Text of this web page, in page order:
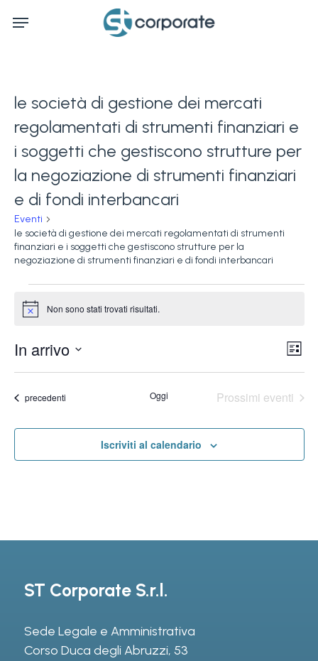
Menu
le società di gestione dei mercati
regolamentati di strumenti finanziari e
i soggetti che gestiscono strutture per
la negoziazione di strumenti finanziari
e di fondi interbancari
Eventi
le società di gestione dei mercati regolamentati di strumenti
finanziari e i soggetti che gestiscono strutture per la
negoziazione di strumenti finanziari e di fondi interbancari
Eventi
Notice Non sono stati trovati risultati.
Lista
In arrivo
Seleziona
data.
Eventi
precedenti Oggi Prossimi eventi
Iscriviti al calendario
ST Corporate S.r.l.
Sede Legale e Amministrativa
Corso Duca degli Abruzzi, 53